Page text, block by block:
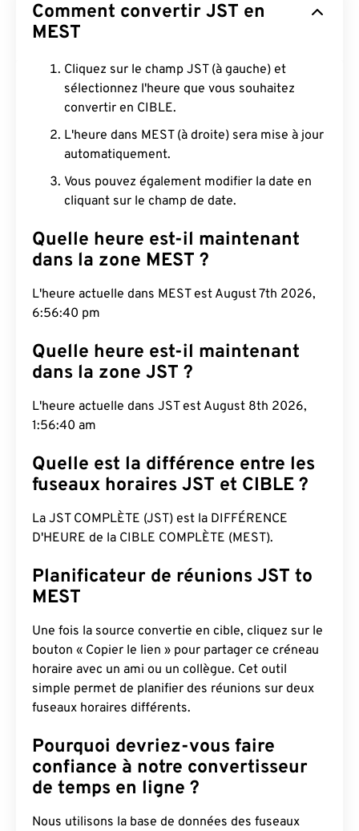
Comment convertir JST en
MEST
Cliquez sur le champ JST (à gauche) et
sélectionnez l'heure que vous souhaitez
convertir en CIBLE.
L'heure dans MEST (à droite) sera mise à jour
automatiquement.
Vous pouvez également modifier la date en
cliquant sur le champ de date.
Quelle heure est-il maintenant
dans la zone MEST ?
L'heure actuelle dans MEST est August 7th 2026,
6:56:41 pm
Quelle heure est-il maintenant
dans la zone JST ?
L'heure actuelle dans JST est August 8th 2026,
1:56:41 am
Quelle est la différence entre les
fuseaux horaires JST et CIBLE ?
La JST COMPLÈTE (JST) est la DIFFÉRENCE
D'HEURE de la CIBLE COMPLÈTE (MEST).
Planificateur de réunions JST to
MEST
Une fois la source convertie en cible, cliquez sur le
bouton « Copier le lien » pour partager ce créneau
horaire avec un ami ou un collègue. Cet outil
simple permet de planifier des réunions sur deux
fuseaux horaires différents.
Pourquoi devriez-vous faire
confiance à notre convertisseur
de temps en ligne ?
Nous utilisons la base de données des fuseaux